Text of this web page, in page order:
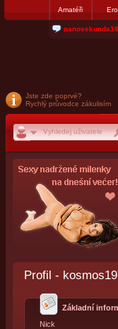
Amatéři
Jste zde poprvé?
Rychlý průvodce zákulisím
Profil -
Základní
Nick